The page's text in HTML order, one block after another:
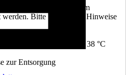
Elektro-Geräts kann im
Bitte beachte die Hinweise
Klima von 10 bis 38 °C
zur Entsorgung